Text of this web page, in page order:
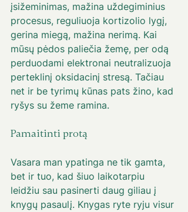
įsižeminimas, mažina uždegiminius
procesus, reguliuoja kortizolio lygį,
gerina miegą, mažina nerimą. Kai
mūsų pėdos paliečia žemę, per odą
perduodami elektronai neutralizuoja
perteklinį oksidacinį stresą. Tačiau
net ir be tyrimų kūnas pats žino, kad
ryšys su žeme ramina.
Pamaitinti protą
Vasara man ypatinga ne tik gamta,
bet ir tuo, kad šiuo laikotarpiu
leidžiu sau pasinerti daug giliau į
knygų pasaulį. Knygas ryte ryju visur